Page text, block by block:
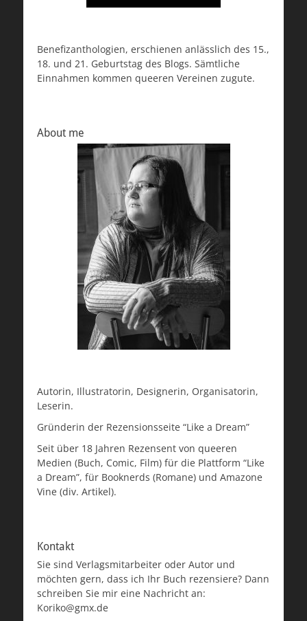
Benefizanthologien, erschienen anlässlich des 15.,
18. und 21. Geburtstag des Blogs. Sämtliche
Einnahmen kommen queeren Vereinen zugute.
About me
Autorin, Illustratorin, Designerin, Organisatorin,
Leserin.
Gründerin der Rezensionsseite “Like a Dream”
Seit über 18 Jahren Rezensent von queeren
Medien (Buch, Comic, Film) für die Plattform “Like
a Dream”, für Booknerds (Romane) und Amazone
Vine (div. Artikel).
Kontakt
Sie sind Verlagsmitarbeiter oder Autor und
möchten gern, dass ich Ihr Buch rezensiere? Dann
schreiben Sie mir eine Nachricht an:
Koriko@gmx.de